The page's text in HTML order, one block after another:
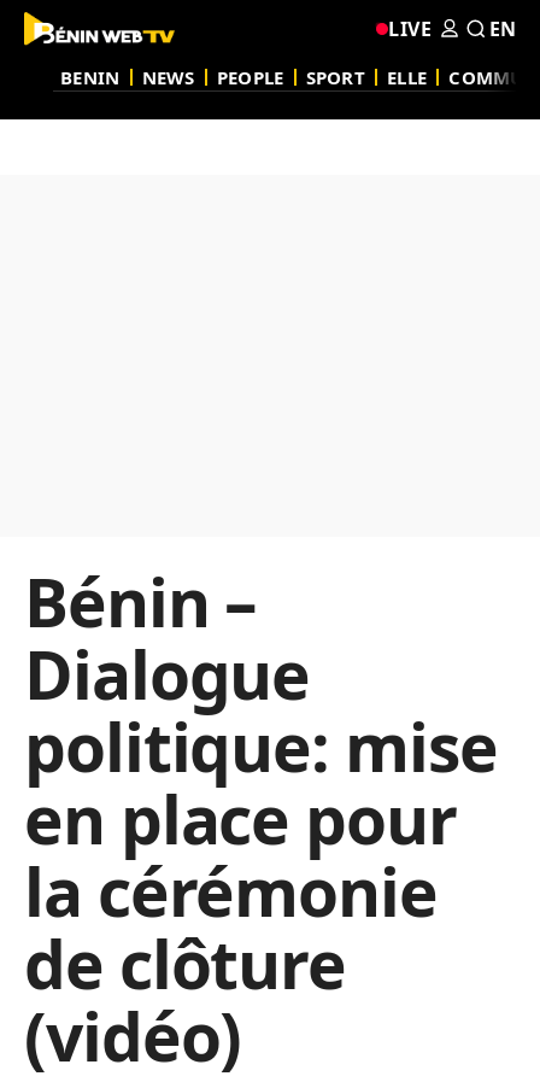
BENIN NEWS PEOPLE SPORT ELLE
LIVE EN
Bénin –
Dialogue
politique: mise
en place pour
la cérémonie
de clôture
(vidéo)